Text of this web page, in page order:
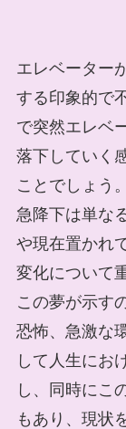
エレベーター
する印象的で
で突然エレベ
落下していく
ことでしょう
急降下は単な
や現在置かれ
変化について
この夢が示す
恐怖、急激な
して人生にお
し、同時にこ
もあり、現状